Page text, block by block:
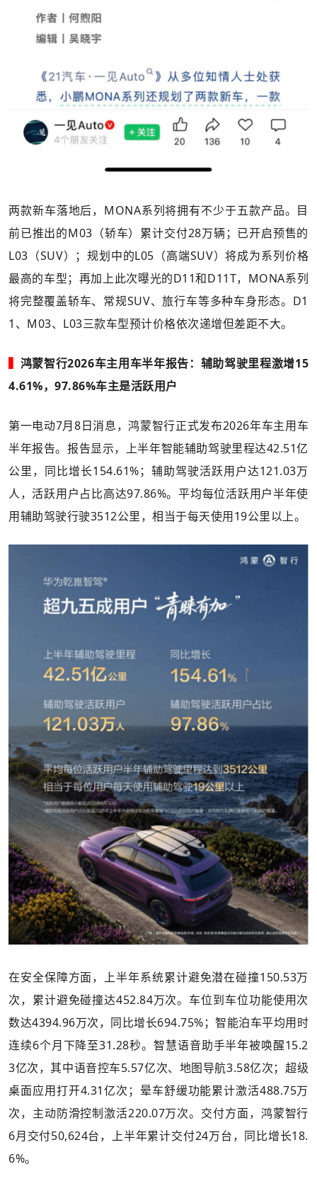
两款新车落地后，MONA系列将拥有不少于五款产品。目
前已推出的M03（轿车）累计交付28万辆；已开启预售的
L03（SUV）；规划中的L05（高端SUV）将成为系列价格
最高的车型；再加上此次曝光的D11和D11T，MONA系列
将完整覆盖轿车、常规SUV、旅行车等多种车身形态。D1
1、M03、L03三款车型预计价格依次递增但差距不大。
鸿蒙智行2026车主用车半年报告：辅助驾驶里程激增15
4.61%，97.86%车主是活跃用户
第一电动7月8日消息，鸿蒙智行正式发布2026年车主用车
半年报告。报告显示，上半年智能辅助驾驶里程达42.51亿
公里，同比增长154.61%；辅助驾驶活跃用户达121.03万
人，活跃用户占比高达97.86%。平均每位活跃用户半年使
用辅助驾驶行驶3512公里，相当于每天使用19公里以上。
在安全保障方面，上半年系统累计避免潜在碰撞150.53万
次，累计避免碰撞达452.84万次。车位到车位功能使用次
数达4394.96万次，同比增长694.75%；智能泊车平均用时
连续6个月下降至31.28秒。智慧语音助手半年被唤醒15.2
3亿次，其中语音控车5.57亿次、地图导航3.58亿次；超级
桌面应用打开4.31亿次；晕车舒缓功能累计激活488.75万
次，主动防滑控制激活220.07万次。交付方面，鸿蒙智行
6月交付50,624台，上半年累计交付24万台，同比增长18.
6%。